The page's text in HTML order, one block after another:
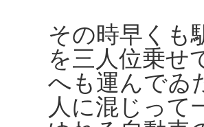
その時早くも
を三人位乗せ
へも運んでゐ
人に混じって